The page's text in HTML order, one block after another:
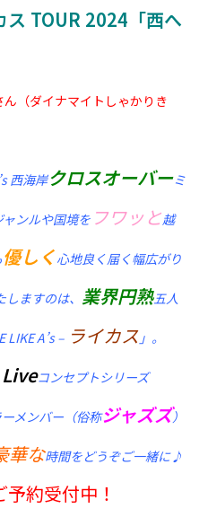
ス TOUR 2024「西へ
（ダイナマイトしゃかりき
西海岸クロスオーバーミ
ンルや国境をフワッと越
優しく心地良く届く幅広がり
ますのは、 業界円熟五人
LIKE A’s – ライカス 」。
コンセプトシリーズ
メンバー（俗称ジャズズ）
華な時間をどうぞご一緒に♪
約受付中！